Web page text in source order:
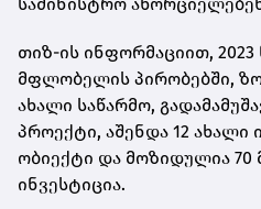
სამინისტრო
თიზ-ის ინფორმაციით,
მფლობელის პირობებში,
ახალი საწარმო,
პროექტი, აშენდა 12
ობიექტი და მოზიდულია
ინვესტიცია.